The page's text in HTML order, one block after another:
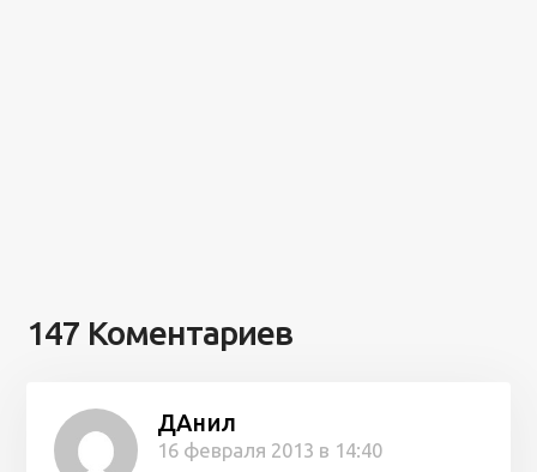
147 Коментариев
ДАнил
16 февраля 2013 в 14:40